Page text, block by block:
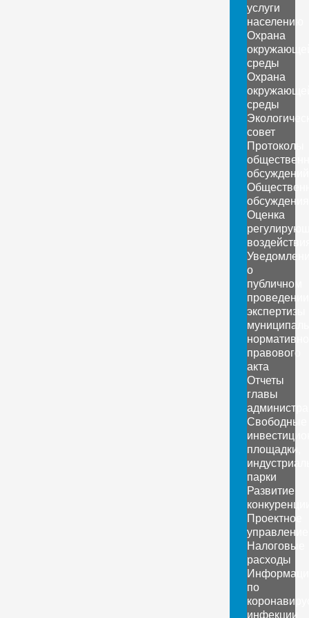
услуги
населению
Охрана
среды
Охрана
среды
совет
Протоколы
обсуждений
обсуждения
Оценка
о
публичном
проведении
экспертизы
правового
акта
Отчеты
главы
Свободные
площадки,
парки
Развитие
Проектное
управление
Налоговые
расходы
по
инфекции